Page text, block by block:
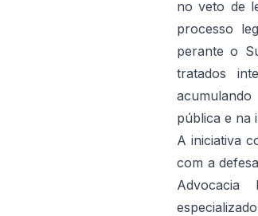
no veto de
processo
perante o
tratados
pública e na
A iniciativa
com a
Advocacia